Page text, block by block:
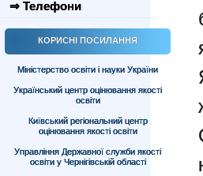
⇒ Телефони
КОРИСНІ ПОСИЛАННЯ
Міністерство освіти і науки України
Український центр оцінювання якості
освіти
Київський регіональний центр
оцінювання якості освіти
Управління Державної служби якості
освіти у Чернігівській області